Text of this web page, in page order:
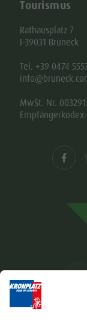
Tourismus
Rathausplatz 7
I-39031 Bruneck
Tel. +39 0474
MwSt. Nr.
Empfängerkodex: